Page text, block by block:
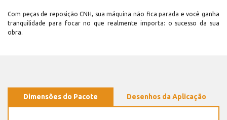
Com peças de reposição CNH, sua máquina não fica parada e você ganha
tranquilidade para focar no que realmente importa: o sucesso da sua
obra.
Dimensões do Pacote Desenhos da Aplicação